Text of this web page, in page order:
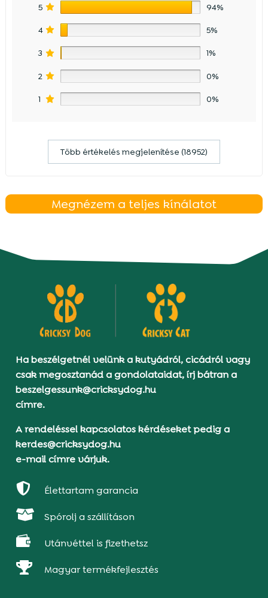
5 94%
4 5%
3 1%
2 0%
1 0%
Több értékelés megjelenítése (18952)
Megnézem a teljes kínálatot
Ha beszélgetnél velünk a kutyádról, cicádról vagy
csak megosztanád a gondolataidat, írj bátran a
beszelgessunk@cricksydog.hu
címre.
A rendeléssel kapcsolatos kérdéseket pedig a
kerdes@cricksydog.hu
e-mail címre várjuk.
 Élettartam garancia
 Spórolj a szállításon
 Utánvéttel is fizethetsz
 Magyar termékfejlesztés